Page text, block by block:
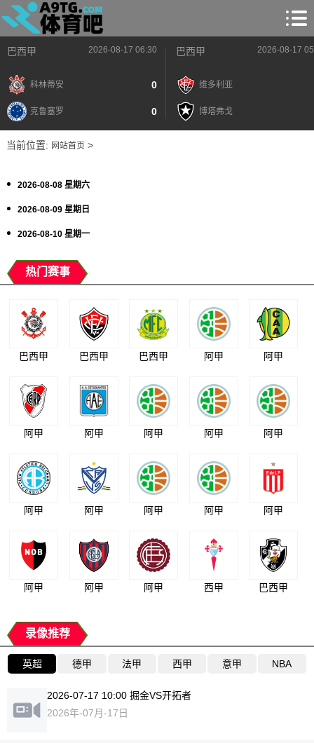
巴西甲 2026-08-17 06:30
科林蒂安 0
克鲁塞罗 0
巴西甲 2026-08-17
维多利亚
博塔弗戈
当前位置: 网站首页>
2026-08-08 星期六
2026-08-09 星期日
2026-08-10 星期一
热门赛事
巴西甲 巴西甲 巴西甲 阿甲 阿甲
阿甲 阿甲 阿甲 阿甲 阿甲
阿甲 阿甲 阿甲 阿甲 阿甲
阿甲 阿甲 阿甲 西甲 巴西甲
录像推荐
英超 德甲 法甲 西甲 意甲 NBA
2026-07-17 10:00 掘金VS开拓者
2026年-07月-17日